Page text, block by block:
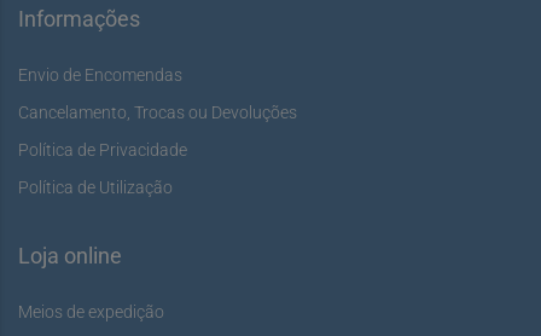
Informações
Envio de Encomendas
Cancelamento, Trocas ou Devoluções
Política de Privacidade
Política de Utilização
Loja online
Meios de expedição